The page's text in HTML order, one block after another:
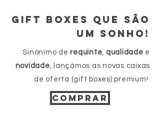
GIFT BOXES QUE SÃO
UM SONHO!
Sinónimo derequinte, qualidade e
novidade, lançámos as novas caixas
de oferta (gift boxes) premium!
COMPRAR